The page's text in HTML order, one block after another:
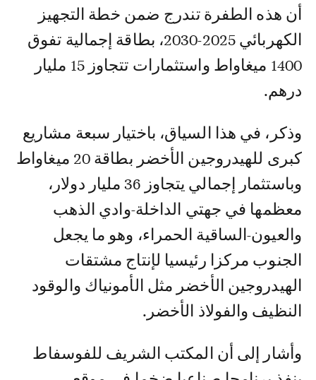
أن هذه الطفرة تندرج ضمن خطة التجهيز
الكهربائي 2025-2030، بطاقة إجمالية تفوق
1400 ميغاواط واستثمارات تتجاوز 15 مليار
درهم.
وذكر، في هذا السياق، باختيار سبعة مشاريع
كبرى للهيدروجين الأخضر بطاقة 20 ميغاواط
وباستثمار إجمالي يتجاوز 36 مليار دولار،
معظمها في جهتي الداخلة-وادي الذهب
والعيون-الساقية الحمراء، وهو ما يجعل
الجنوب مركزا رئيسيا لإنتاج مشتقات
الهيدروجين الأخضر مثل الأمونياك والوقود
النظيف والفولاذ الأخضر.
وأشار إلى أن المكتب الشريف للفوسفاط